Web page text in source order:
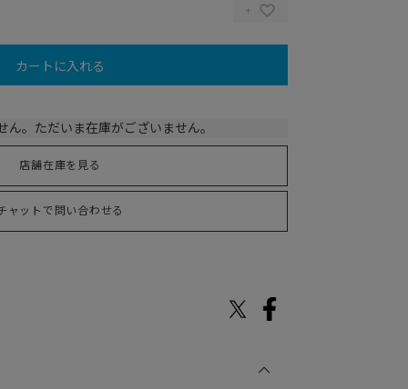
カートに入れる
ん。ただいま在庫がございません。
店舗在庫を見る
ャットで問い合わせる